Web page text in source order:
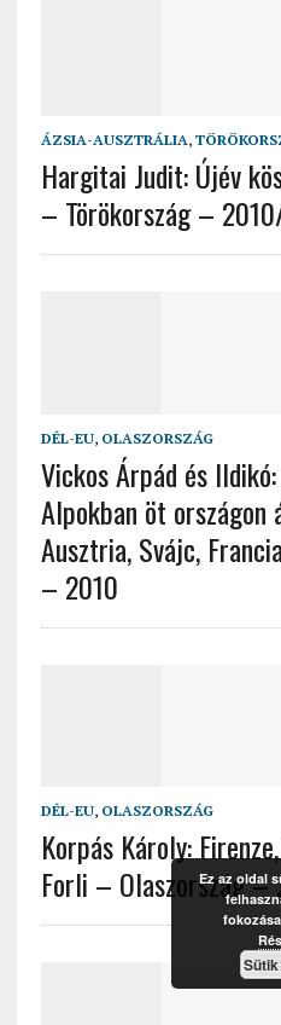
ÁZSIA-AUSZTRÁLIA,
Hargitai Judit: Újév
– Törökország –
DÉL-EU, OLASZORSZÁG
Vickos Árpád és
Alpokban öt országon
Ausztria, Svájc,
– 2010
DÉL-EU, OLASZORSZÁG
Korpás Károly:
Forli – Olaszország –
Ez az oldal